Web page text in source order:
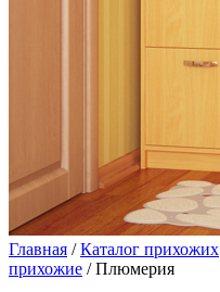
Главная /Каталог прихожих
прихожие / Плюмерия